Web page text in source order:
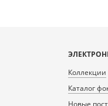
Коллекции
Каталог
Новые